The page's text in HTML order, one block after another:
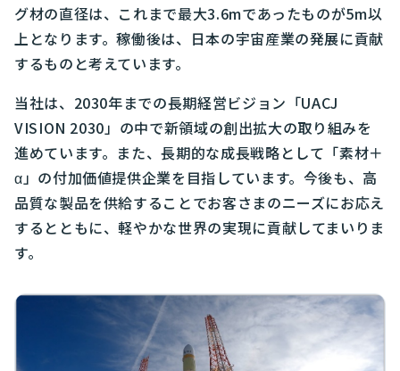
グ材の直径は、これまで最大3.6mであったものが5m以
上となります。稼働後は、日本の宇宙産業の発展に貢献
するものと考えています。
当社は、2030年までの長期経営ビジョン「UACJ
VISION 2030」の中で新領域の創出拡大の取り組みを
進めています。また、長期的な成長戦略として「素材＋
α」の付加価値提供企業を目指しています。今後も、高
品質な製品を供給することでお客さまのニーズにお応え
するとともに、軽やかな世界の実現に貢献してまいりま
す。